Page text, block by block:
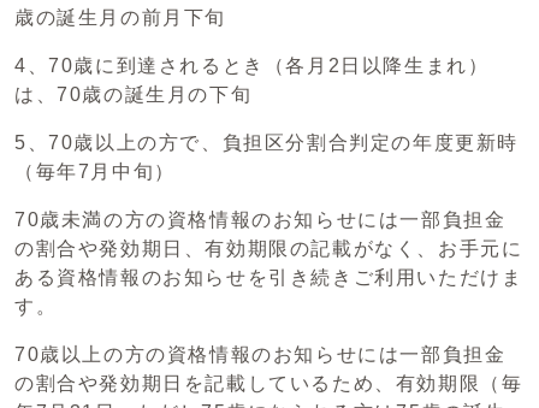
歳の誕生月の前月下旬
4、70歳に到達されるとき（各月2日以降生まれ）
は、70歳の誕生月の下旬
5、70歳以上の方で、負担区分割合判定の年度更新時
（毎年7月中旬）
70歳未満の方の資格情報のお知らせには一部負担金
の割合や発効期日、有効期限の記載がなく、お手元に
ある資格情報のお知らせを引き続きご利用いただけま
す。
70歳以上の方の資格情報のお知らせには一部負担金
の割合や発効期日を記載しているため、有効期限（毎